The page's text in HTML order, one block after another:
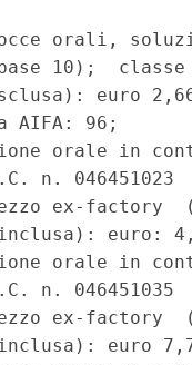
orali,
10);
euro
AIFA: 96;
orale in
n.
ex-factory
euro:
orale in
n.
ex-factory
euro